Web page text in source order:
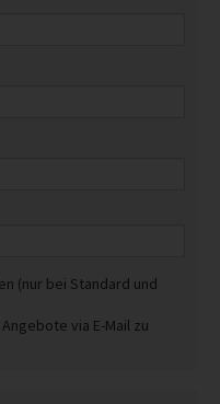
(nur bei Standard und
via E-Mail zu